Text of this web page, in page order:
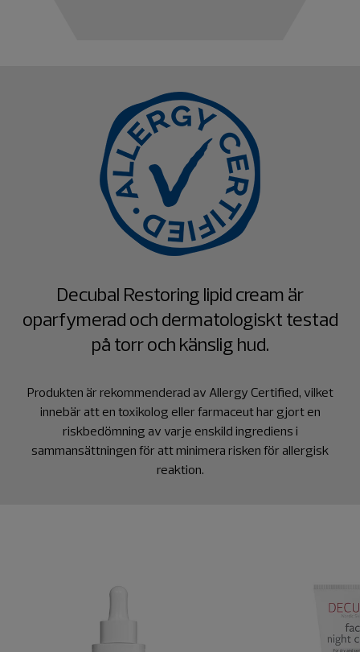
Decubal Restoring lipid cream är
oparfymerad och dermatologiskt testad
på torr och känslig hud.
Produkten är rekommenderad av Allergy Certified, vilket
innebär att en toxikolog eller farmaceut har gjort en
riskbedömning av varje enskild ingrediens i
sammansättningen för att minimera risken för allergisk
reaktion.